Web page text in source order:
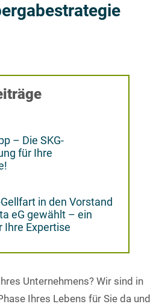
– Die SKG-
für Ihre
in den Vorstand
eG gewählt – ein
Ihre Expertise
Unternehmens? Wir sind in
Ihres Lebens für Sie da und